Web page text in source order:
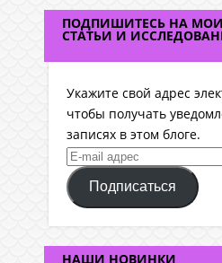
ПОДПИШИТЕСЬ НА
СТАТЬИ И
Укажите свой адрес
чтобы получать
записях в этом блоге.
E-
mail
адрес
Подписаться
НАШИ НОВИНКИ